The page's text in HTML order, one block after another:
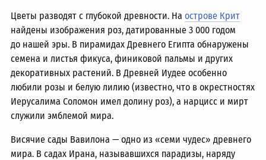
Цветы разводят с глубокой древности. Наострове Крит
найдены изображения роз, датированные 3 000 годом
до нашей эры. В пирамидах Древнего Египта обнаружены
семена и листья фикуса, финиковой пальмы и других
декоративных растений. В Древней Иудее особенно
любили розы и белую лилию (известно, что в окрестностях
Иерусалима Соломон имел долину роз), а нарцисс и мирт
служили эмблемой мира.
Висячие сады Вавилона — одно из «семи чудес» древнего
мира. В садах Ирана, называвшихся парадизы, наряду